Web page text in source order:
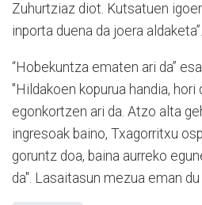
Zuhurtziaz diot. Kutsatuen
inporta duena da joera aldaketa”.
“Hobekuntza ematen ari da”
"Hildakoen kopurua handia, hori
egonkortzen ari da. Atzo alta
ingresoak baino, Txagorritxu
goruntz doa, baina aurreko
da". Lasaitasun mezua eman du